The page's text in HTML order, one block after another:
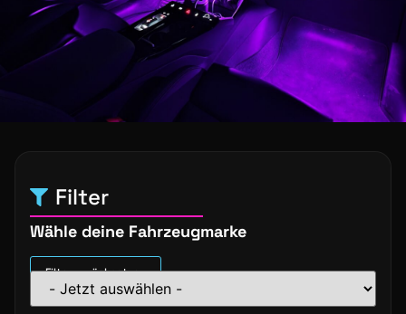
Filter
Wähle deine Fahrzeugmarke
Filter zurücksetzen